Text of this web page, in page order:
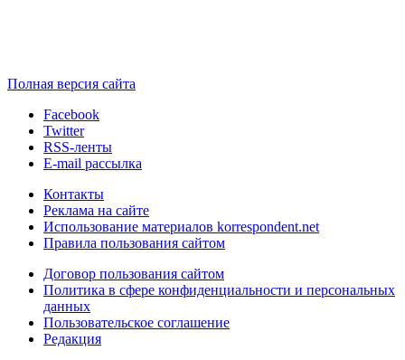
Полная версия сайта
Facebook
Twitter
RSS-ленты
E-mail рассылка
Контакты
Реклама на сайте
Использование материалов korrespondent.net
Правила пользования сайтом
Договор пользования сайтом
Политика в сфере конфиденциальности и персональных
данных
Пользовательское соглашение
Редакция